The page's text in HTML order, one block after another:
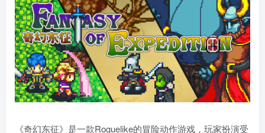
《奇幻东征》是一款Roguelike的冒险动作游戏，玩家扮演受